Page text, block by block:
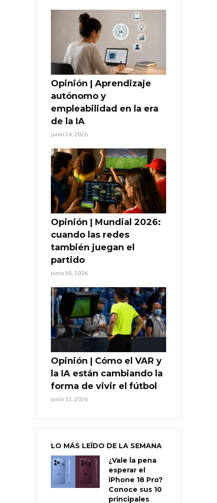
Opinión | Aprendizaje
autónomo y
empleabilidad en la era
de la IA
junio 24, 2026
Opinión | Mundial 2026:
cuando las redes
también juegan el
partido
junio 18, 2026
Opinión | Cómo el VAR y
la IA están cambiando la
forma de vivir el fútbol
junio 11, 2026
LO MÁS LEÍDO DE LA SEMANA
¿Vale la pena
esperar el
iPhone 18 Pro?
Conoce sus 10
principales